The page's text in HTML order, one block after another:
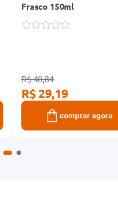
Frasco 150ml
R$ 40,84
R$ 29,19
comprar agora